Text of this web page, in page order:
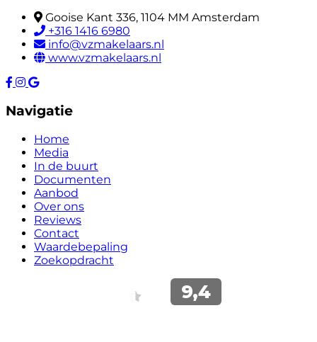
Gooise Kant 336, 1104 MM Amsterdam
+316 1416 6980
info@vzmakelaars.nl
www.vzmakelaars.nl
Navigatie
Home
Media
In de buurt
Documenten
Aanbod
Over ons
Reviews
Contact
Waardebepaling
Zoekopdracht